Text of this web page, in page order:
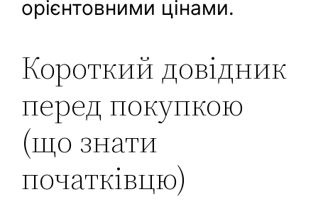
орієнтовними цінами.
Короткий довідник
перед покупкою
(що знати
початківцю)